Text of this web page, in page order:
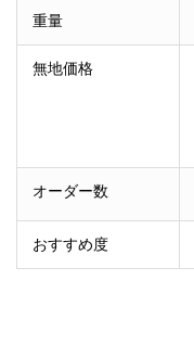
重量
無地価格
オーダー数
おすすめ度